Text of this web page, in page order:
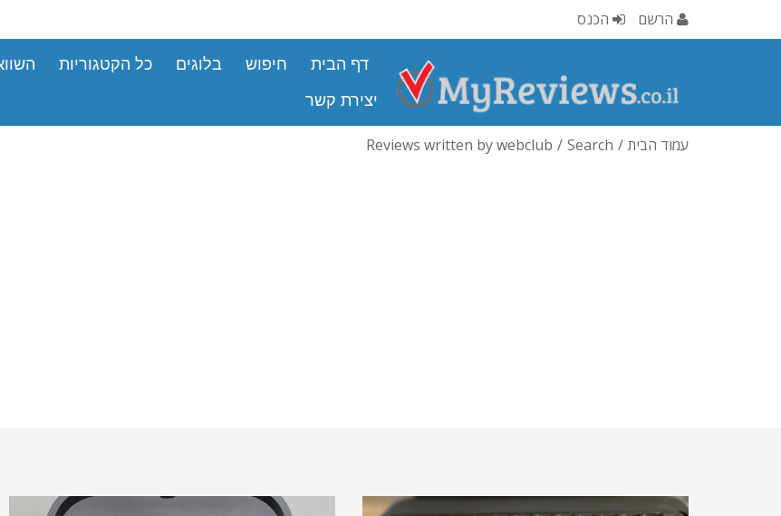
הרשם הכנס
דף הבית חיפוש בלוגים כל הקטגוריות
יצירת קשר
עמוד הבית Search
Reviews written by webclub